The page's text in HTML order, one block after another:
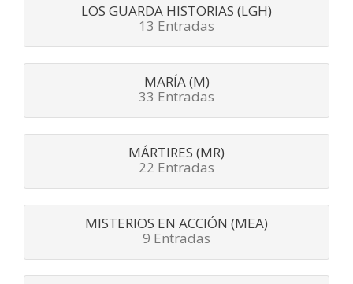
LOS GUARDA HISTORIAS (LGH)
13 Entradas
MARÍA (M)
33 Entradas
MÁRTIRES (MR)
22 Entradas
MISTERIOS EN ACCIÓN (MEA)
9 Entradas